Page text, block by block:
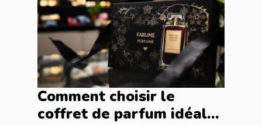
Comment choisir le
coffret de parfum idéal